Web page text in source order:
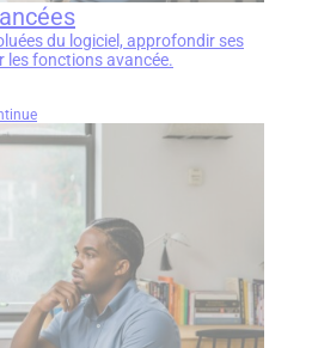
du logiciel, approfondir ses
les fonctions avancée.
le formulaire
nous